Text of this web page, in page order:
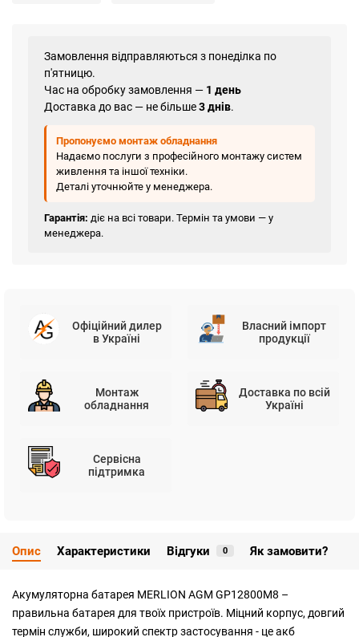
Замовлення відправляються з понеділка по
п'ятницю.
Час на обробку замовлення — 1 день
Доставка до вас — не більше3 днів.
Пропонуємо монтаж обладнання
Надаємо послуги з професійного монтажу систем
живлення та іншої техніки.
Деталі уточнюйте у менеджера.
Гарантія: діє на всі товари. Термін та умови — у
менеджера.
Офіційний дилер
в Україні
Власний імпорт
продукції
Монтаж
обладнання
Доставка по всій
Україні
Сервісна
підтримка
Опис Характеристики Відгуки 0 Як замовити?
Акумуляторна батарея MERLION AGM GP12800M8 –
правильна батарея для твоїх пристроїв. Міцний корпус, довгий
термін служби, широкий спектр застосування - це акб